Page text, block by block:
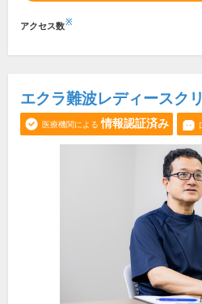
アクセス数※
エクラ難波レディースク
医療機関による 情報認証済み